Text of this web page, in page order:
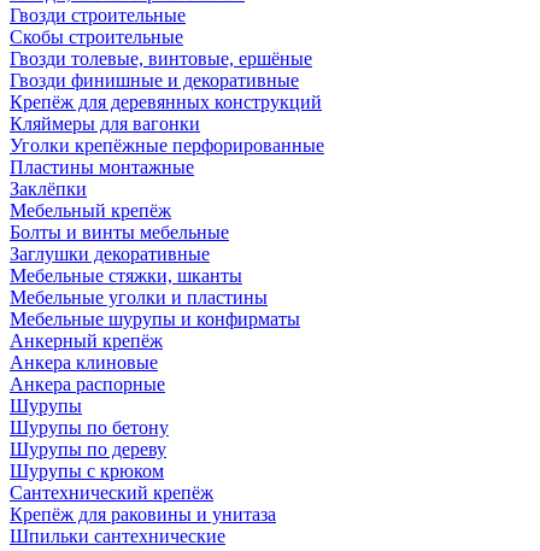
Гвозди строительные
Скобы строительные
Гвозди толевые, винтовые, ершёные
Гвозди финишные и декоративные
Крепёж для деревянных конструкций
Кляймеры для вагонки
Уголки крепёжные перфорированные
Пластины монтажные
Заклёпки
Мебельный крепёж
Болты и винты мебельные
Заглушки декоративные
Мебельные стяжки, шканты
Мебельные уголки и пластины
Мебельные шурупы и конфирматы
Анкерный крепёж
Анкера клиновые
Анкера распорные
Шурупы
Шурупы по бетону
Шурупы по дереву
Шурупы с крюком
Сантехнический крепёж
Крепёж для раковины и унитаза
Шпильки сантехнические